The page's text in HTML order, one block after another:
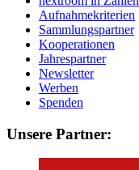
Aufnahmekriterien
Sammlungspartner
Kooperationen
Jahrespartner
Newsletter
Werben
Spenden
Unsere Partner: